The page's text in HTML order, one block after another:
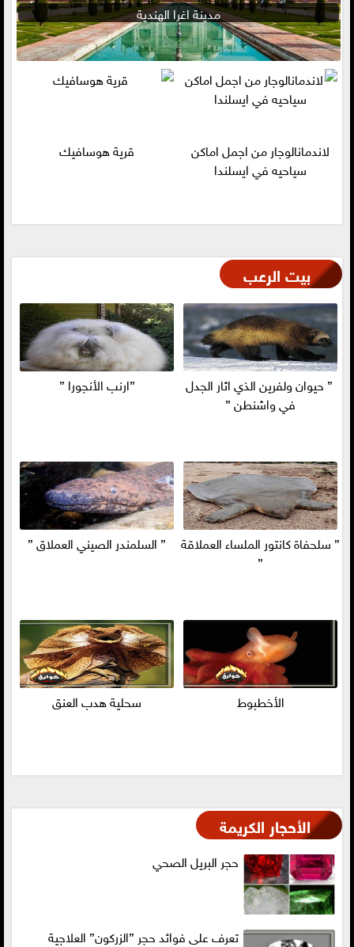
مدينة اغرا الهندية
لاندمانالوجار من اجمل اماكن
سياحيه في ايسلندا
قرية هوسافيك
بيت الرعب
” حيوان ولفرين الذي اثار الجدل
في واشنطن ”
”ارنب الأنجورا ”
” سلحفاة كانتور الملساء العملاقة
”
” السلمندر الصيني العملاق ”
الأخطبوط سحلية هدب العنق
الأحجار الكريمة
حجر البريل الصحي
تعرف على فوائد حجر ”الزركون” العلاجية